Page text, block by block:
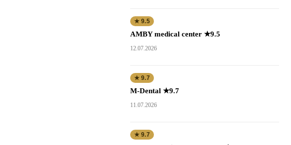
★ 9.5
AMBY medical center ★9.5
12.07.2026
★ 9.7
M-Dental ★9.7
11.07.2026
★ 9.7